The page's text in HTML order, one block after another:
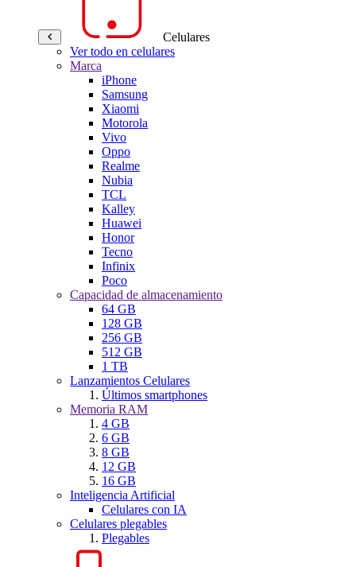
Celulares
Ver todo en celulares
Marca
iPhone
Samsung
Xiaomi
Motorola
Vivo
Oppo
Realme
Nubia
TCL
Kalley
Huawei
Honor
Tecno
Infinix
Poco
Capacidad de almacenamiento
64 GB
128 GB
256 GB
512 GB
1 TB
Lanzamientos Celulares
Últimos smartphones
Memoria RAM
4 GB
6 GB
8 GB
12 GB
16 GB
Inteligencia Artificial
Celulares con IA
Celulares plegables
Plegables